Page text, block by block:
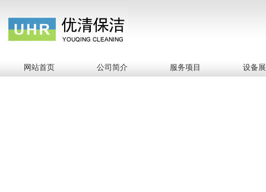
网站首页 公司简介 服务项目 设备